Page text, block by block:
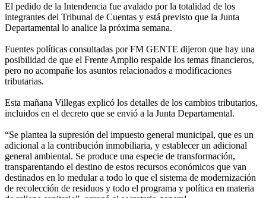
El pedido de la Intendencia fue avalado por la totalidad de los
integrantes del Tribunal de Cuentas y está previsto que la Junta
Departamental lo analice la próxima semana.
Fuentes políticas consultadas por FM GENTE dijeron que hay una
posibilidad de que el Frente Amplio respalde los temas financieros,
pero no acompañe los asuntos relacionados a modificaciones
tributarias.
Esta mañana Villegas explicó los detalles de los cambios tributarios,
incluidos en el decreto que se envió a la Junta Departamental.
“Se plantea la supresión del impuesto general municipal, que es un
adicional a la contribución inmobiliaria, y establecer un adicional
general ambiental. Se produce una especie de transformación,
transparentando el destino de estos recursos económicos que van
destinados en lo medular a todo lo que el sistema de modernización
de recolección de residuos y todo el programa y política en materia